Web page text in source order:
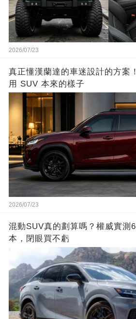
2026/07/23
真正懂漢蘭達的車迷設計的方案
用 SUV 本來的樣子
2026/07/23
混動SUV真的劃算嗎？權威實測
本，閉眼買不虧